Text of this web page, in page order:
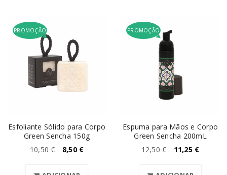
PROMOÇÃO
Esfoliante Sólido para Corpo
Green Sencha 150g
10,50€ 8,50 €
PROMOÇÃO
Espuma para Mãos e Corpo
Green Sencha 200mL
12,50€ 11,25 €